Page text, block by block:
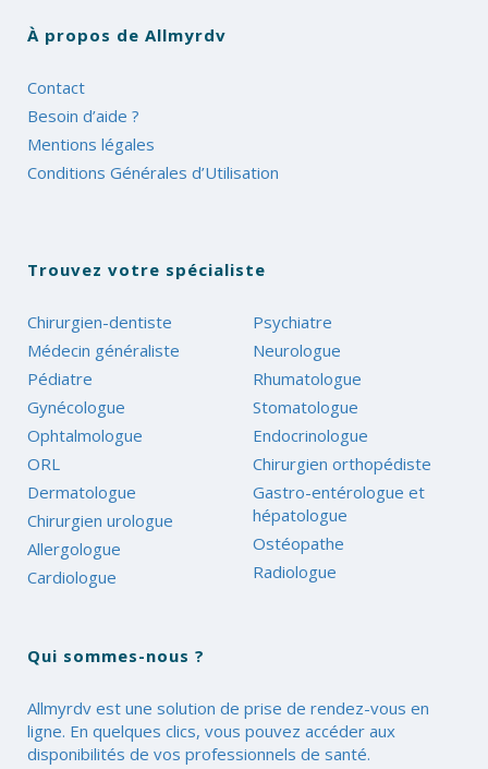
À propos de Allmyrdv
Contact
Besoin d’aide ?
Mentions légales
Conditions Générales d’Utilisation
Trouvez votre spécialiste
Chirurgien-dentiste
Médecin généraliste
Pédiatre
Gynécologue
Ophtalmologue
ORL
Dermatologue
Chirurgien urologue
Allergologue
Cardiologue
Psychiatre
Neurologue
Rhumatologue
Stomatologue
Endocrinologue
Chirurgien orthopédiste
Gastro-entérologue et
hépatologue
Ostéopathe
Radiologue
Qui sommes-nous ?
Allmyrdv est une solution de prise de rendez-vous en
ligne. En quelques clics, vous pouvez accéder aux
disponibilités de vos professionnels de santé.